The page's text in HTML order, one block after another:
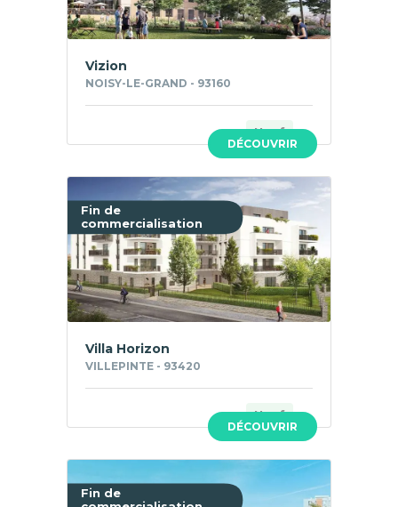
DÉCOUVRIR
Vizion
NOISY-LE-GRAND - 93160
Neuf
Fin de
commercialisation
DÉCOUVRIR
Villa Horizon
VILLEPINTE - 93420
Neuf
Fin de